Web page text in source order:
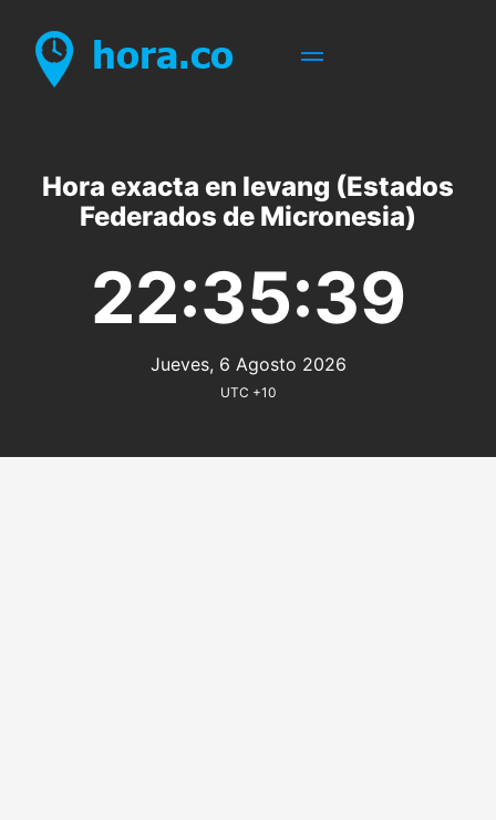
Hora exacta en Ievang (Estados
Federados de Micronesia)
22:35:39
Jueves, 6 Agosto 2026
UTC +10